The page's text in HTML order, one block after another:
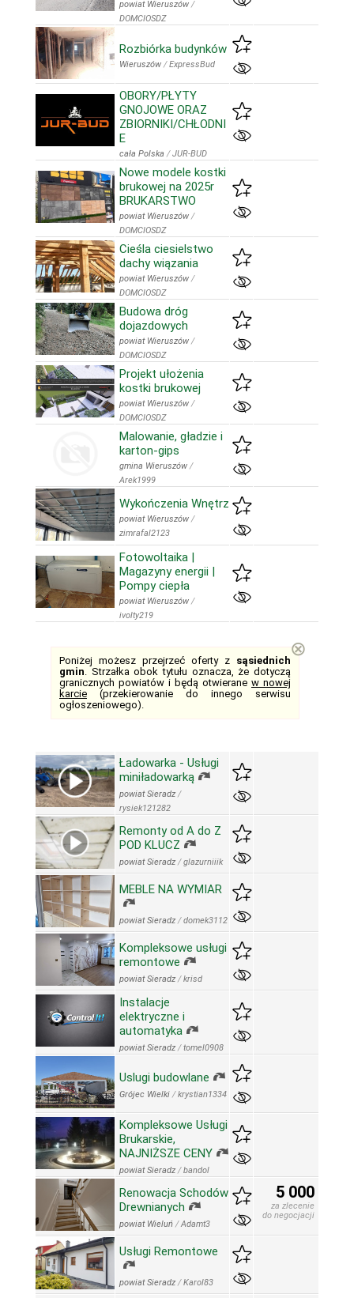
powiat Wieruszów /
DOMCIOSDZ
Rozbiórka budynków
Wieruszów /ExpressBud
OBORY/PŁYTY
GNOJOWE ORAZ
ZBIORNIKI/CHŁODNI
E
cała Polska /JUR-BUD
Nowe modele kostki
brukowej na 2025r
BRUKARSTWO
powiat Wieruszów /
DOMCIOSDZ
Cieśla ciesielstwo
dachy wiązania
powiat Wieruszów /
DOMCIOSDZ
Budowa dróg
dojazdowych
powiat Wieruszów /
DOMCIOSDZ
Projekt ułożenia
kostki brukowej
powiat Wieruszów /
DOMCIOSDZ
Malowanie, gładzie i
karton-gips
gmina Wieruszów /
Arek1999
Wykończenia Wnętrz
powiat Wieruszów /
zimrafal2123
Fotowoltaika |
Magazyny energii |
Pompy ciepła
powiat Wieruszów /
ivolty219
Poniżej możesz przejrzeć oferty z sąsiednich
gmin. Strzałka obok tytułu oznacza, że dotyczą
granicznych powiatów i będą otwierane w nowej
karcie (przekierowanie do innego serwisu
ogłoszeniowego).
⊗
Ładowarka - Usługi
miniładowarką
powiat Sieradz /
rysiek121282
Remonty od A do Z
POD KLUCZ
powiat Sieradz /glazurniiik
MEBLE NA WYMIAR
powiat Sieradz /domek3112
Kompleksowe usługi
remontowe
powiat Sieradz /krisd
Instalacje
elektryczne i
automatyka
powiat Sieradz /tomel0908
Uslugi budowlane
Grójec Wielki /krystian1334
Kompleksowe Usługi
Brukarskie,
NAJNIŻSZE CENY
powiat Sieradz /bandol
Renowacja Schodów
Drewnianych
powiat Wieluń /Adamt3
5 000
za zlecenie
do negocjacji
Usługi Remontowe
powiat Sieradz /Karol83